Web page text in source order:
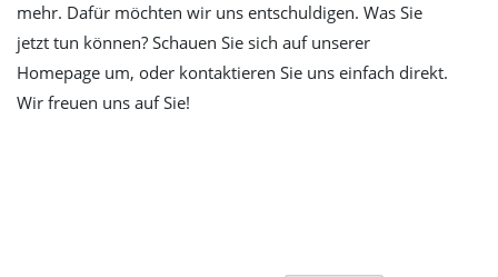
mehr. Dafür möchten wir uns entschuldigen. Was Sie
jetzt tun können? Schauen Sie sich auf unserer
Homepage um, oder kontaktieren Sie uns einfach direkt.
Wir freuen uns auf Sie!